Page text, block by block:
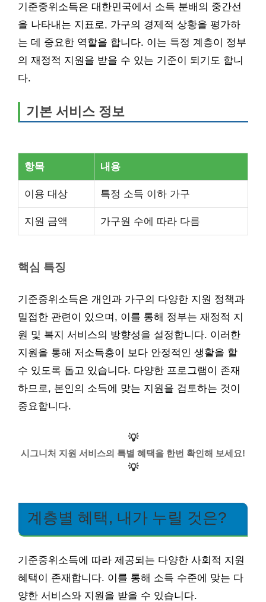
기준중위소득은 대한민국에서 소득 분배의 중간선
을 나타내는 지표로, 가구의 경제적 상황을 평가하
는 데 중요한 역할을 합니다. 이는 특정 계층이 정부
의 재정적 지원을 받을 수 있는 기준이 되기도 합니
다.
기본 서비스 정보
항목 내용
이용 대상 특정 소득 이하 가구
지원 금액 가구원 수에 따라 다름
핵심 특징
기준중위소득은 개인과 가구의 다양한 지원 정책과
밀접한 관련이 있으며, 이를 통해 정부는 재정적 지
원 및 복지 서비스의 방향성을 설정합니다. 이러한
지원을 통해 저소득층이 보다 안정적인 생활을 할
수 있도록 돕고 있습니다. 다양한 프로그램이 존재
하므로, 본인의 소득에 맞는 지원을 검토하는 것이
중요합니다.
💡
시그니처 지원 서비스의 특별 혜택을 한번 확인해 보세요!
💡
계층별 혜택, 내가 누릴 것은?
기준중위소득에 따라 제공되는 다양한 사회적 지원
혜택이 존재합니다. 이를 통해 소득 수준에 맞는 다
양한 서비스와 지원을 받을 수 있습니다.